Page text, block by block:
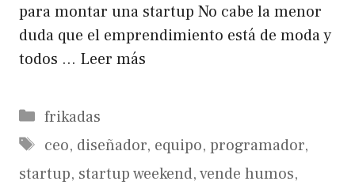
para montar una startup No cabe la menor
duda que el emprendimiento está de moda y
todos … Leer más
Categorías
frikadas
Etiquetas
ceo, diseñador, equipo, programador,
startup, startup weekend,vende humos,